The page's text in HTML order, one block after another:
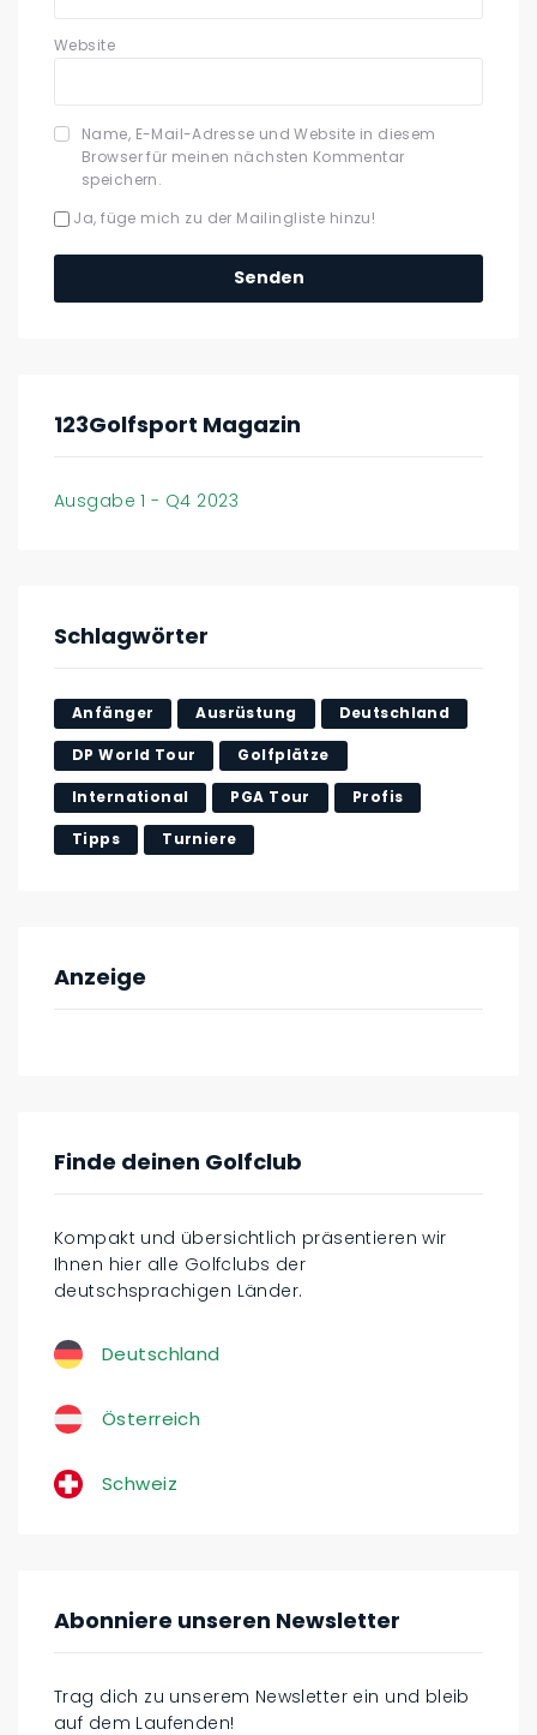
Website
Name, E-Mail-Adresse und Website in diesem
Browser für meinen nächsten Kommentar
speichern.
Ja, füge mich zu der Mailingliste hinzu!
123Golfsport Magazin
Ausgabe 1 - Q4 2023
Schlagwörter
Anfänger Ausrüstung Deutschland
DP World Tour Golfplätze
International PGA Tour Profis
Tipps Turniere
Anzeige
Finde deinen Golfclub
Kompakt und übersichtlich präsentieren wir
Ihnen hier alle Golfclubs der
deutschsprachigen Länder.
Deutschland
Österreich
Schweiz
Abonniere unseren Newsletter
Trag dich zu unserem Newsletter ein und bleib
auf dem Laufenden!